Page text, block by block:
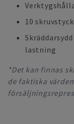
10
lastning
*Det kan finnas
de faktiska